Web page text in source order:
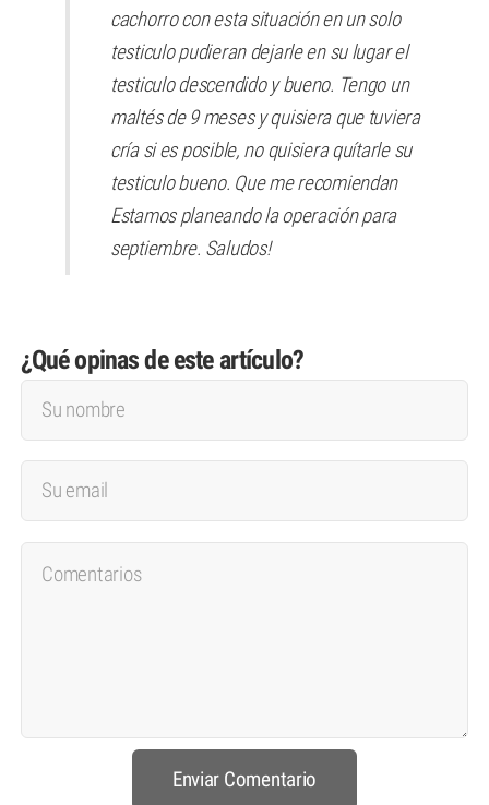
cachorro con esta situación en un solo
testiculo pudieran dejarle en su lugar el
testiculo descendido y bueno. Tengo un
maltés de 9 meses y quisiera que tuviera
cría si es posible, no quisiera quítarle su
testiculo bueno. Que me recomiendan
Estamos planeando la operación para
septiembre. Saludos!
¿Qué opinas de este artículo?